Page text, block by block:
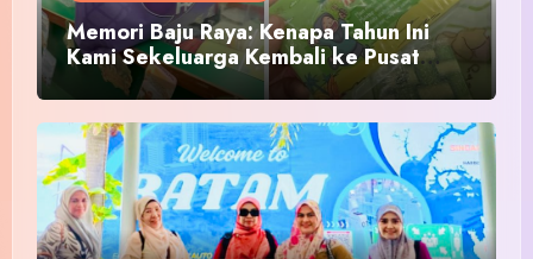
Memori Baju Raya: Kenapa Tahun Ini
Kami Sekeluarga Kembali ke Pusat
Pakaian Hari-Hari?